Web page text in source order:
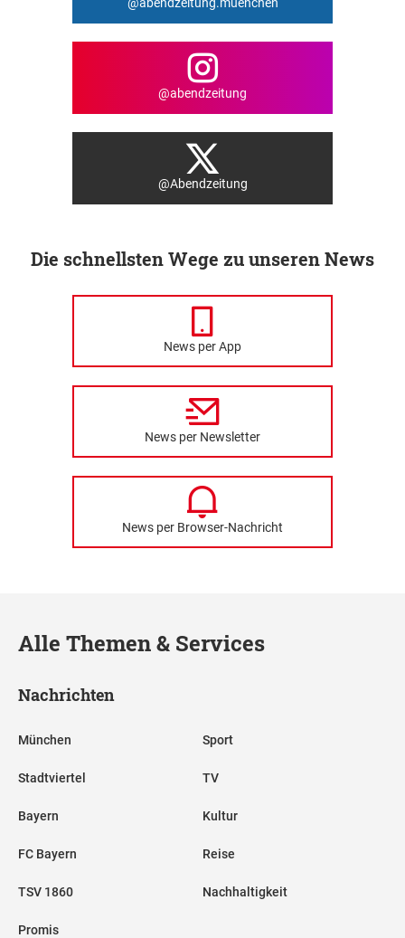
@abendzeitung
@Abendzeitung
Die schnellsten Wege zu unseren News
News per App
News per Newsletter
News per Browser-Nachricht
Alle Themen & Services
Nachrichten
München
Stadtviertel
Bayern
FC Bayern
TSV 1860
Promis
Sport
TV
Kultur
Reise
Nachhaltigkeit